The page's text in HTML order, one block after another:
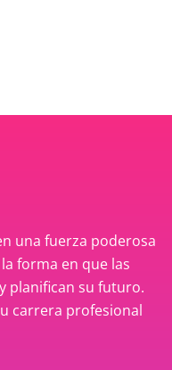
una fuerza poderosa
forma en que las
planifican su futuro.
carrera profesional